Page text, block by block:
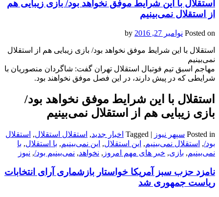
استقلال با این شرایط موفق نخواهد بود/ بازی زیبایی هم
از استقلال نمی‌بینیم
Posted on نوامبر 27, 2016
استقلال با این شرایط موفق نخواهد بود/ بازی زیبایی هم از استقلال
نمی‌بینیم
مهاجم اسبق تیم فوتبال استقلال تهران گفت: شاگردان منصوریان با
شرایطی که در پیش دارند، در این فصل موفق نخواهند بود.
استقلال با این شرایط موفق نخواهد بود/
بازی زیبایی هم از استقلال نمی‌بینیم
Posted in سپهر نیوز |
Tagged اخبار جدید, استقلال استقلال, استقلال
بود/, استقلال نمی‌بینیم, این استقلال, این نمی‌بینیم, با استقلال, با
نمی‌بینیم, بازی, خبر های مهم امروز , نخواهد, نمی‌بینیم بود/, نیوز
نامزد حزب سبز آمریکا خواستار بازشماری آرای انتخابات
ریاست جمهوری شد